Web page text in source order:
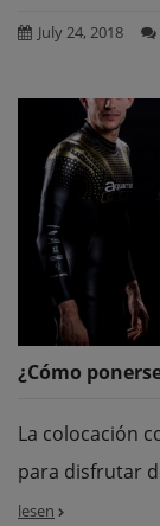
July 24, 2018
¿Cómo
La colocación
para disfrutar
lesen